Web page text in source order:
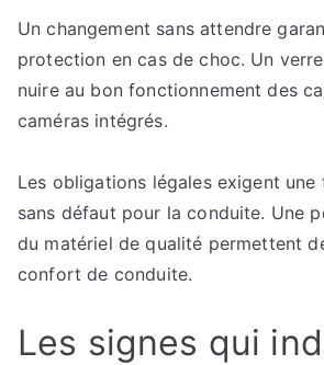
Un changement sans attendre
protection en cas de choc. Un
nuire au bon fonctionnement des
caméras intégrés.
Les obligations légales exigent une
sans défaut pour la conduite. Une
du matériel de qualité permettent
confort de conduite.
Les signes qui